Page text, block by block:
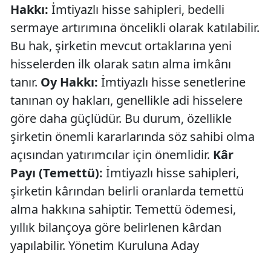
Hakkı: İmtiyazlı hisse sahipleri, bedelli
sermaye artırımına öncelikli olarak katılabilir.
Bu hak, şirketin mevcut ortaklarına yeni
hisselerden ilk olarak satın alma imkânı
tanır. Oy Hakkı: İmtiyazlı hisse senetlerine
tanınan oy hakları, genellikle adi hisselere
göre daha güçlüdür. Bu durum, özellikle
şirketin önemli kararlarında söz sahibi olma
açısından yatırımcılar için önemlidir. Kâr
Payı (Temettü): İmtiyazlı hisse sahipleri,
şirketin kârından belirli oranlarda temettü
alma hakkına sahiptir. Temettü ödemesi,
yıllık bilançoya göre belirlenen kârdan
yapılabilir. Yönetim Kuruluna Aday